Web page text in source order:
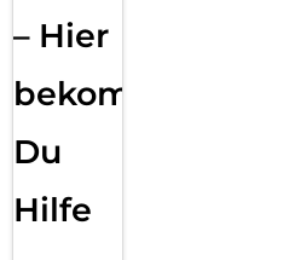
– Hier
bekommst
Du
Hilfe